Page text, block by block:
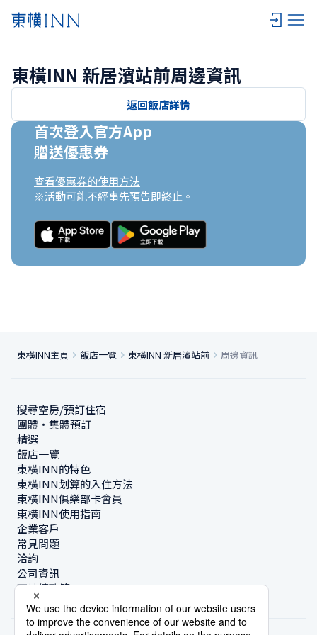
東橫INN 新居濱站前周邊資訊
返回飯店詳情
首次登入官方App
贈送優惠券
查看優惠券的使用方法
※活動可能不經事先預告即終止。
東橫INN主頁 飯店一覽 東橫INN 新居濱站前 周邊資訊
搜尋空房/預訂住宿
團體・集體預訂
精選
飯店一覽
東橫INN的特色
東橫INN划算的入住方法
東橫INN俱樂部卡會員
東橫INN使用指南
企業客戶
常見問題
洽詢
公司資訊
可持續政策